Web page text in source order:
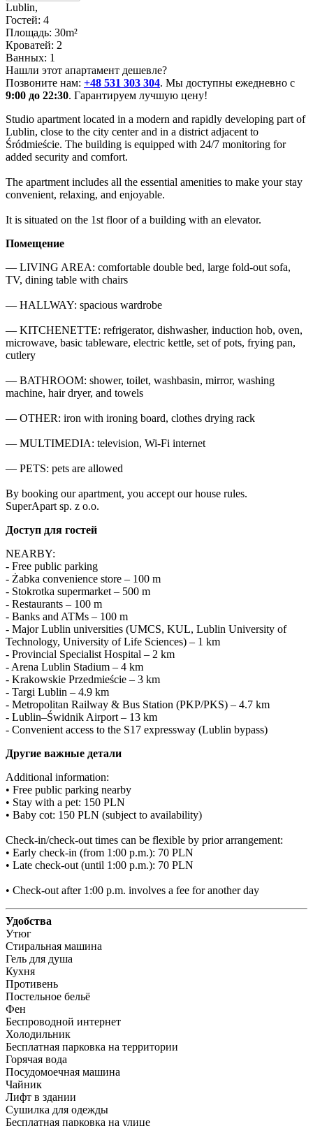
Lublin,
Гостей: 4
Площадь: 30m²
Кроватей: 2
Ванных: 1
Нашли этот апартамент дешевле?
Позвоните нам: +48 531 303 304. Мы доступны ежедневно с
9:00 до 22:30. Гарантируем лучшую цену!
Studio apartment located in a modern and rapidly developing part of
Lublin, close to the city center and in a district adjacent to
Śródmieście. The building is equipped with 24/7 monitoring for
added security and comfort.
The apartment includes all the essential amenities to make your stay
convenient, relaxing, and enjoyable.
It is situated on the 1st floor of a building with an elevator.
Помещение
— LIVING AREA: comfortable double bed, large fold-out sofa,
TV, dining table with chairs
— HALLWAY: spacious wardrobe
— KITCHENETTE: refrigerator, dishwasher, induction hob, oven,
microwave, basic tableware, electric kettle, set of pots, frying pan,
cutlery
— BATHROOM: shower, toilet, washbasin, mirror, washing
machine, hair dryer, and towels
— OTHER: iron with ironing board, clothes drying rack
— MULTIMEDIA: television, Wi-Fi internet
— PETS: pets are allowed
By booking our apartment, you accept our house rules.
SuperApart sp. z o.o.
Доступ для гостей
NEARBY:
- Free public parking
- Żabka convenience store – 100 m
- Stokrotka supermarket – 500 m
- Restaurants – 100 m
- Banks and ATMs – 100 m
- Major Lublin universities (UMCS, KUL, Lublin University of
Technology, University of Life Sciences) – 1 km
- Provincial Specialist Hospital – 2 km
- Arena Lublin Stadium – 4 km
- Krakowskie Przedmieście – 3 km
- Targi Lublin – 4.9 km
- Metropolitan Railway & Bus Station (PKP/PKS) – 4.7 km
- Lublin–Świdnik Airport – 13 km
- Convenient access to the S17 expressway (Lublin bypass)
Другие важные детали
Additional information:
• Free public parking nearby
• Stay with a pet: 150 PLN
• Baby cot: 150 PLN (subject to availability)
Check-in/check-out times can be flexible by prior arrangement:
• Early check-in (from 1:00 p.m.): 70 PLN
• Late check-out (until 1:00 p.m.): 70 PLN
• Check-out after 1:00 p.m. involves a fee for another day
Удобства
Утюг
Стиральная машина
Гель для душа
Кухня
Противень
Постельное бельё
Фен
Беспроводной интернет
Холодильник
Бесплатная парковка на территории
Горячая вода
Посудомоечная машина
Чайник
Лифт в здании
Сушилка для одежды
Бесплатная парковка на улице